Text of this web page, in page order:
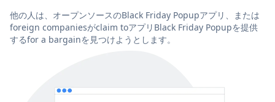
他の人は、オープンソースのBlack Friday Popupアプリ、または
foreign companiesがclaim toアプリBlack Friday Popupを提供
するfor a bargainを見つけようとします。